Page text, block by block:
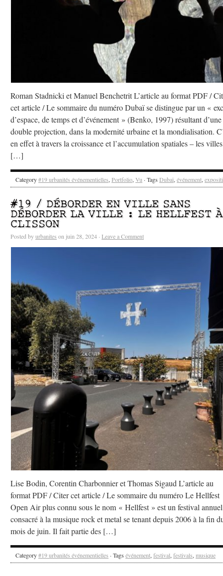
Roman Stadnicki et Manuel Benchetrit L’article au format PDF /
cet article / Le sommaire du numéro Dubaï se distingue par un «
d’espace, de temps et d’événement » (Benko, 1997) résultant d’une
double projection, dans la modernité urbaine et la mondialisation.
en effet à travers la croissance et l’accumulation spatiales – les villes
[…]
Category#19 urbanités événementielles, Portfolio, Vu · Tags Dubaï, événement,
#19 / DÉBORDER EN VILLE SANS
DÉBORDER LA VILLE : LE HELLFEST À
CLISSON
Posted byurbanites on juin 28, 2024 · Leave a Comment
Lise Bodin, Corentin Charbonnier et Thomas Sigaud L’article au
format PDF / Citer cet article / Le sommaire du numéro Le Hellfest
Open Air plus connu sous le nom « Hellfest » est un festival annuel
consacré à la musique rock et metal se tenant depuis 2006 à la fin
mois de juin. Il fait partie des […]
Category#19 urbanités événementielles · Tags événement, festival, festivals, musique